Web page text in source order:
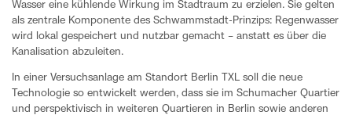
Wasser eine kühlende Wirkung im Stadtraum zu erzielen. Sie gelten
als zentrale Komponente des Schwammstadt-Prinzips: Regenwasser
wird lokal gespeichert und nutzbar gemacht – anstatt es über die
Kanalisation abzuleiten.
In einer Versuchsanlage am Standort Berlin TXL soll die neue
Technologie so entwickelt werden, dass sie im Schumacher Quartier
und perspektivisch in weiteren Quartieren in Berlin sowie anderen